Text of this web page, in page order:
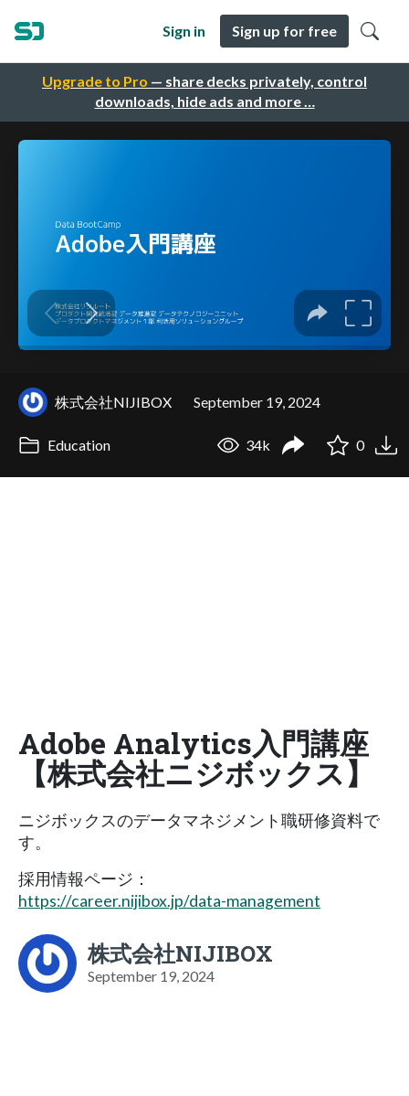
Upgrade to Pro — share decks privately, control
downloads, hide ads and more …
Sign in Sign up for free
株式会社NIJIBOX September 19, 2024
Education 34k 0
Adobe Analytics入門講座
【株式会社ニジボックス】
ニジボックスのデータマネジメント職研修資料で
す。
採用情報ページ：
https://career.nijibox.jp/data-management
株式会社NIJIBOX
September 19, 2024